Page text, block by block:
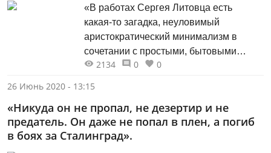
«В работах Сергея Литовца есть
какая‑то загадка, неуловимый
аристократический минимализм в
сочетании с простыми, бытовыми
вещами. Его фильмы как бы с двойным
некий тайный, глубинный смысл,
который постигается не сразу».
2134 0
0
26 Июнь 2020 - 13:15
«Никуда он не пропал, не дезертир и не
предатель. Он даже не попал в плен, а погиб
в боях за Сталинград».